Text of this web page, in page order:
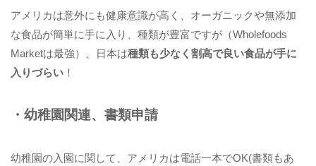
アメリカは意外にも健康意識が高く、オーガニックや無添加
な食品が簡単に手に入り、種類が豊富ですが（Wholefoods
Marketは最強）、日本は種類も少なく割高で良い食品が手に
入りづらい ！
・幼稚園関連、書類申請
幼稚園の入園に関して、アメリカは電話一本でOK(書類もあ